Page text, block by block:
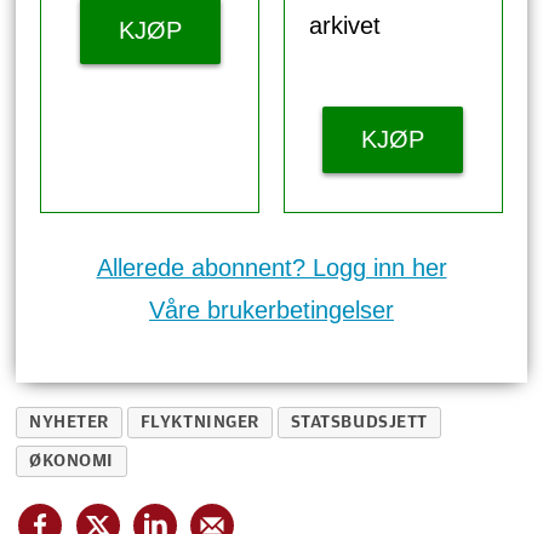
KJØP
arkivet
KJØP
Allerede abonnent? Logg inn her
Våre brukerbetingelser
NYHETER FLYKTNINGER STATSBUDSJETT
ØKONOMI